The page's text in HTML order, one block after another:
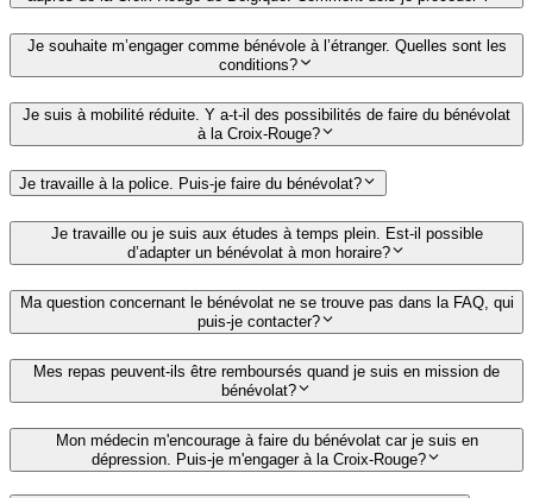
Je souhaite m’engager comme bénévole à l’étranger. Quelles sont les
conditions?
Je suis à mobilité réduite. Y a-t-il des possibilités de faire du bénévolat
à la Croix-Rouge?
Je travaille à la police. Puis-je faire du bénévolat?
Je travaille ou je suis aux études à temps plein. Est-il possible
d’adapter un bénévolat à mon horaire?
Ma question concernant le bénévolat ne se trouve pas dans la FAQ, qui
puis-je contacter?
Mes repas peuvent-ils être remboursés quand je suis en mission de
bénévolat?
Mon médecin m'encourage à faire du bénévolat car je suis en
dépression. Puis-je m'engager à la Croix-Rouge?